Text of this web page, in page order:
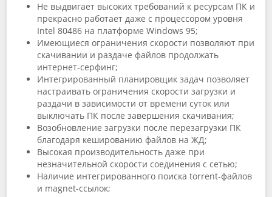
Не выдвигает высоких требований к ресурсам ПК и
прекрасно работает даже с процессором уровня
Intel 80486 на платформе Windows 95;
Имеющиеся ограничения скорости позволяют при
скачивании и раздаче файлов продолжать
интернет-серфинг;
Интегрированный планировщик задач позволяет
настраивать ограничения скорости загрузки и
раздачи в зависимости от времени суток или
выключать ПК после завершения скачивания;
Возобновление загрузки после перезагрузки ПК
благодаря кешированию файлов на ЖД;
Высокая производительность даже при
незначительной скорости соединения с сетью;
Наличие интегрированного поиска torrent-файлов
и magnet-ссылок;